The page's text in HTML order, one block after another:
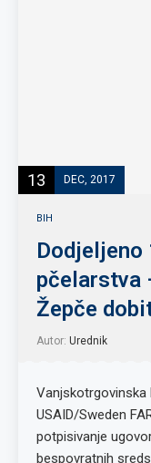
13 DEC, 2017
BIH
Dodjeljeno
pčelarstva
Žepče
Autor: Urednik
Vanjskotrgovinska
USAID/Sweden
potpisivanje
bespovratnih